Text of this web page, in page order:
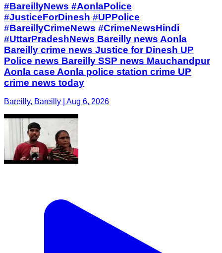
#BareillyNews #AonlaPolice
#JusticeForDinesh #UPPolice
#BareillyCrimeNews #CrimeNewsHindi
#UttarPradeshNews Bareilly news Aonla
Bareilly crime news Justice for Dinesh UP
Police news Bareilly SSP news Mauchandpur
Aonla case Aonla police station crime UP
crime news today
Bareilly, Bareilly | Aug 6, 2026